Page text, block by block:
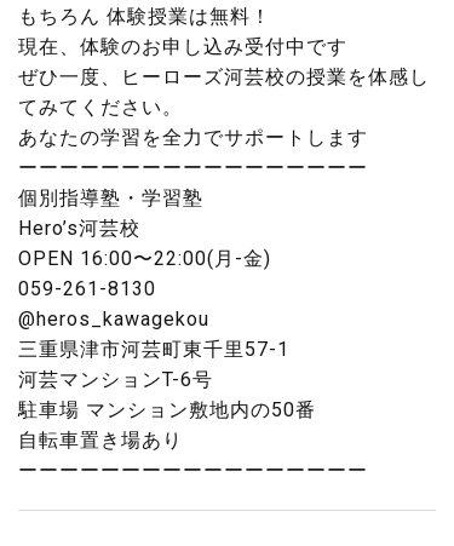
もちろん 体験授業は無料！
現在、体験のお申し込み受付中です
ぜひ一度、ヒーローズ河芸校の授業を体感し
てみてください。
あなたの学習を全力でサポートします
ーーーーーーーーーーーーーーーーー
個別指導塾・学習塾
Hero’s河芸校
OPEN 16:00〜22:00(月-金)
059-261-8130
@heros_kawagekou
三重県津市河芸町東千里57-1
河芸マンションT-6号
駐車場 マンション敷地内の50番
自転車置き場あり
ーーーーーーーーーーーーーーーーー